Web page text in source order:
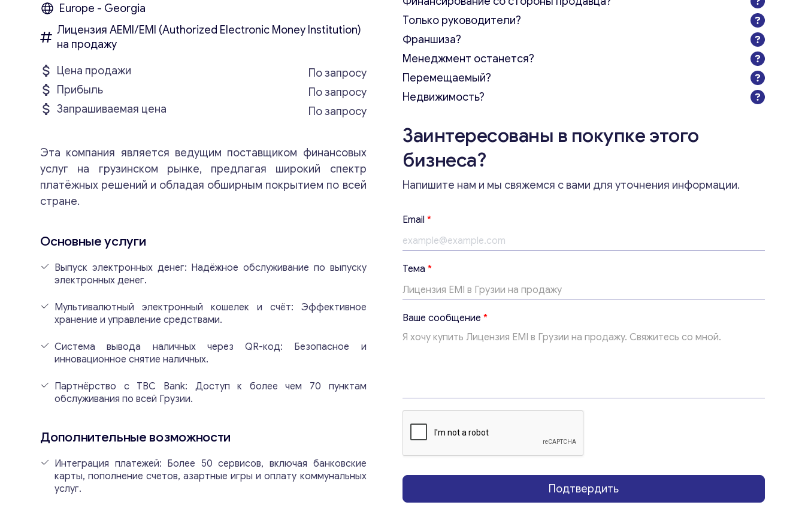
Консультация
ближайшее время.
Europe - Georgia
Лицензия AEMI/EMI (Authorized Electronic Money Institution)
на продажу
Цена продажи
По запросу
Прибыль
По запросу
Запрашиваемая цена
По запросу
Эта компания является ведущим поставщиком финансовых
услуг на грузинском рынке, предлагая широкий спектр
платёжных решений и обладая обширным покрытием по всей
стране.
Основные услуги
Выпуск электронных денег: Надёжное обслуживание по выпуску
электронных денег.
Мультивалютный электронный кошелек и счёт: Эффективное
хранение и управление средствами.
Система вывода наличных через QR-код: Безопасное и
инновационное снятие наличных.
Партнёрство с TBC Bank: Доступ к более чем 70 пунктам
обслуживания по всей Грузии.
Дополнительные возможности
Интеграция платежей: Более 50 сервисов, включая банковские
карты, пополнение счетов, азартные игры и оплату коммунальных
услуг.
Только руководители?
Франшиза?
Менеджмент останется?
Перемещаемый?
Недвижимость?
Заинтересованы в покупке этого
бизнеса?
Напишите нам и мы свяжемся с вами для уточнения информации.
E
m
a
i
l
*
В
а
е
Email *
Тема *
Ваше сообщение *
Подтвердить